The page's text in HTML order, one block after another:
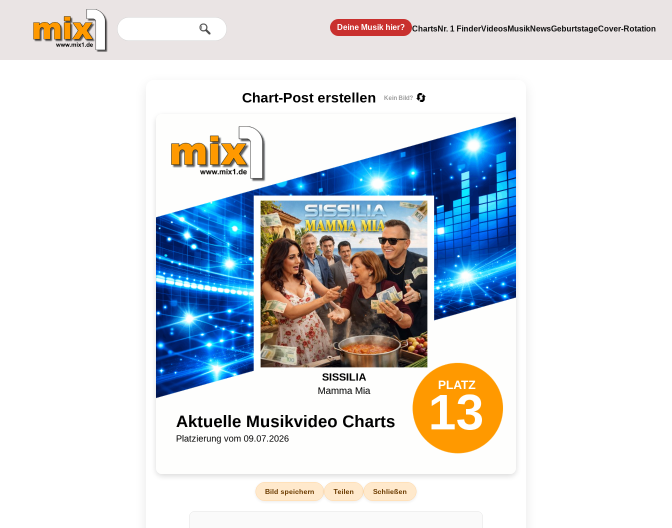
Deine Musik hier? ChartsNr. 1 FinderVideosMusikNewsGeburtstageCover-Rotation
Chart-Post erstellen Kein Bild? 🔄
Bild speichern Teilen Schließen